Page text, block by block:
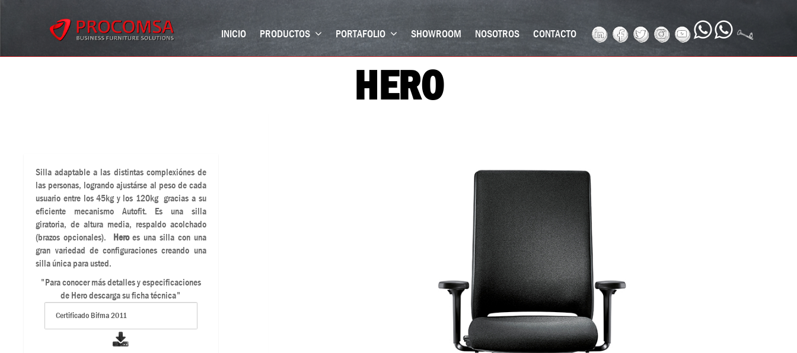
INICIO PRODUCTOS PORTAFOLIO SHOWROOM NOSOTROS CONTACTO
HERO
Silla adaptable a las distintas complexiónes de
las personas, logrando ajustárse al peso de cada
usuario entre los 45kg y los 120kg gracias a su
eficiente mecanismo Autofit. Es una silla
giratoria, de altura media, respaldo acolchado
(brazos opcionales). Heroes una silla con una
gran variedad de configuraciones creando una
silla única para usted.
"Para conocer más detalles y especificaciones
de Hero descarga su ficha técnica"